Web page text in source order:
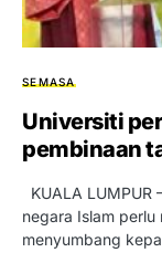
SEMASA
Universiti
pembinaan
KUALA LUMPUR
negara Islam
menyumbang